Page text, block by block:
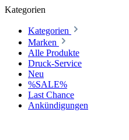
Kategorien
Kategorien
Marken
Alle Produkte
Druck-Service
Neu
%SALE%
Last Chance
Ankündigungen